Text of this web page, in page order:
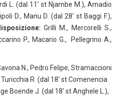
L. (dal 11′ st Njambe M.), Amadio
D., Manu D. (dal 28′ st Baggi F.),
Grilli M., Mercorelli S.,
P., Macario G., Pellegrino A.,
N., Pedro Felipe, Stramaccioni
R. (dal 18′ st Comenencia
Boende J. (dal 18′ st Anghele L.),